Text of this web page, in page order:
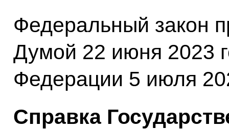
Федеральный закон
Думой 22 июня 2023
Федерации 5 июля
Справка